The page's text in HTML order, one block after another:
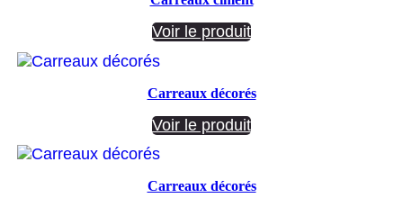
Voir le produit
Carreaux décorés
Voir le produit
Carreaux décorés